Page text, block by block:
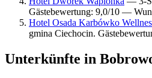
Gästebewertung: 9,0/10 —
Hotel Osada Karbówko
gmina Ciechocin.
Unterkünfte in